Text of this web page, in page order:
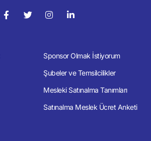
Sponsor Olmak İstiyorum
Şubeler ve Temsilcilikler
Mesleki Satınalma Tanımları
Satınalma Meslek Ücret Anketi